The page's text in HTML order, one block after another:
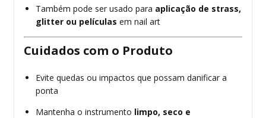
Também pode ser usado para aplicação de strass,
glitter ou películas em nail art
Cuidados com o Produto
Evite quedas ou impactos que possam danificar a
ponta
Mantenha o instrumento limpo, seco e